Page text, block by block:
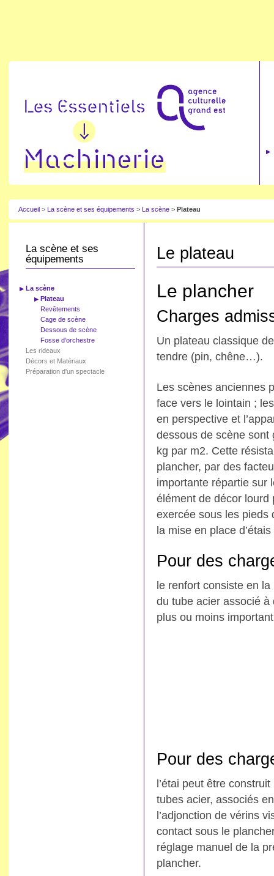
Accueil > La scène et ses équipements > La scène > Plateau
La scène et ses
équipements
La scène
Plateau
Revêtements
Cage de scène
Dessous de scène
Fosse d'orchestre
Les rideaux
Décors et Matériaux
Préparation d'un spectacle
Le plateau
Le plancher
Charges
Un plateau classique
tendre (pin, chêne…).
Les scènes anciennes
face vers le lointain ;
en perspective et
dessous de scène sont
kg par m2. Cette
plancher, par des
importante répartie sur
élément de décor lourd
exercée sous les pieds
la mise en place
Pour des
le renfort consiste en
du tube acier associé à
plus ou moins
Pour des
l’étai peut être
tubes acier, associés
l’adjonction de vérins
contact sous le
réglage manuel de la
plancher.